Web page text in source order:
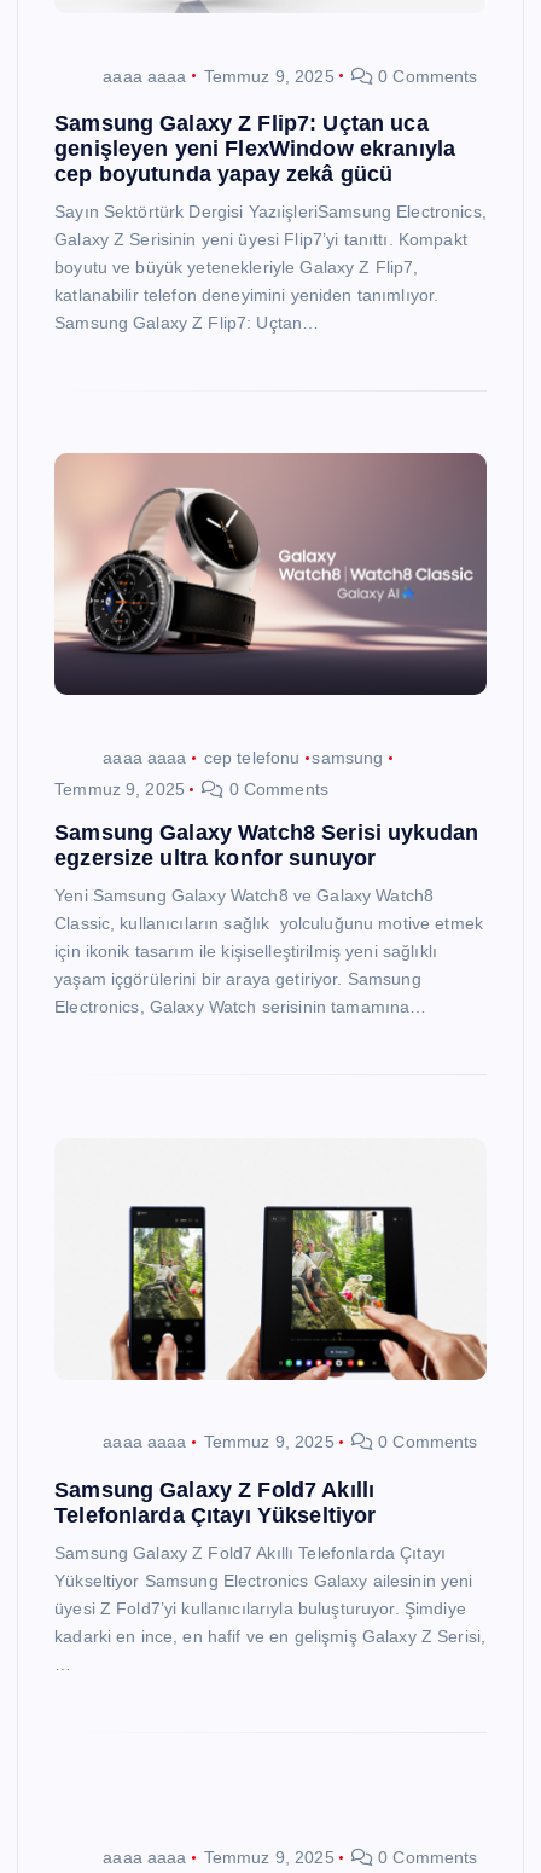
aaaa aaaa Temmuz 9, 2025 0 Comments
Samsung Galaxy Z Flip7: Uçtan uca
genişleyen yeni FlexWindow ekranıyla
cep boyutunda yapay zekâ gücü
Sayın Sektörtürk Dergisi YazıişleriSamsung Electronics,
Galaxy Z Serisinin yeni üyesi Flip7’yi tanıttı. Kompakt
boyutu ve büyük yetenekleriyle Galaxy Z Flip7,
katlanabilir telefon deneyimini yeniden tanımlıyor.
Samsung Galaxy Z Flip7: Uçtan…
aaaa aaaa cep telefonu
samsung
Temmuz 9, 2025
0 Comments
Samsung Galaxy Watch8 Serisi uykudan
egzersize ultra konfor sunuyor
Yeni Samsung Galaxy Watch8 ve Galaxy Watch8
Classic, kullanıcıların sağlık yolculuğunu motive etmek
için ikonik tasarım ile kişiselleştirilmiş yeni sağlıklı
yaşam içgörülerini bir araya getiriyor. Samsung
Electronics, Galaxy Watch serisinin tamamına…
aaaa aaaa Temmuz 9, 2025 0 Comments
Samsung Galaxy Z Fold7 Akıllı
Telefonlarda Çıtayı Yükseltiyor
Samsung Galaxy Z Fold7 Akıllı Telefonlarda Çıtayı
Yükseltiyor Samsung Electronics Galaxy ailesinin yeni
üyesi Z Fold7’yi kullanıcılarıyla buluşturuyor. Şimdiye
kadarki en ince, en hafif ve en gelişmiş Galaxy Z Serisi,
aaaa aaaa Temmuz 9, 2025 0 Comments